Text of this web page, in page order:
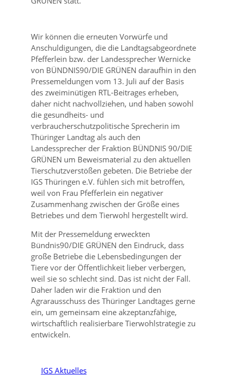
Wir können die erneuten Vorwürfe und
Anschuldigungen, die die Landtagsabgeordnete
Pfefferlein bzw. der Landessprecher Wernicke
von BÜNDNIS90/DIE GRÜNEN daraufhin in den
Pressemeldungen vom 13. Juli auf der Basis
des zweiminütigen RTL-Beitrages erheben,
daher nicht nachvollziehen, und haben sowohl
die gesundheits- und
verbraucherschutzpolitische Sprecherin im
Thüringer Landtag als auch den
Landessprecher der Fraktion BÜNDNIS 90/DIE
GRÜNEN um Beweismaterial zu den aktuellen
Tierschutzverstößen gebeten. Die Betriebe der
IGS Thüringen e.V. fühlen sich mit betroffen,
weil von Frau Pfefferlein ein negativer
Zusammenhang zwischen der Größe eines
Betriebes und dem Tierwohl hergestellt wird.
Mit der Pressemeldung erweckten
Bündnis90/DIE GRÜNEN den Eindruck, dass
große Betriebe die Lebensbedingungen der
Tiere vor der Öffentlichkeit lieber verbergen,
weil sie so schlecht sind. Das ist nicht der Fall.
Daher laden wir die Fraktion und den
Agrarausschuss des Thüringer Landtages gerne
ein, um gemeinsam eine akzeptanzfähige,
wirtschaftlich realisierbare Tierwohlstrategie zu
entwickeln.
IGS Aktuelles